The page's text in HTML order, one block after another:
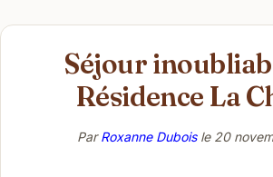
Séjour
Résidence La
ParRoxanne Duboisle 20